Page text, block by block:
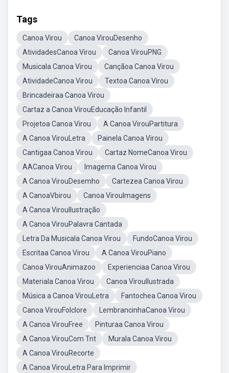
Tags
Canoa Virou
Canoa VirouDesenho
AtividadesCanoa Virou
Canoa VirouPNG
Musicala Canoa Virou
Cançãoa Canoa Virou
AtividadeCanoa Virou
Textoa Canoa Virou
Brincadeiraa Canoa Virou
Cartaz a Canoa VirouEducação Infantil
Projetoa Canoa Virou
A Canoa VirouPartitura
A Canoa VirouLetra
Painela Canoa Virou
Cantigaa Canoa Virou
Cartaz NomeCanoa Virou
AACanoa Virou
Imagema Canoa Virou
A Canoa VirouDesemho
Cartezea Canoa Virou
A CanoaVbirou
Canoa VirouImagens
A Canoa VirouIlustração
A Canoa VirouPalavra Cantada
Letra Da Musicala Canoa Virou
FundoCanoa Virou
Escritaa Canoa Virou
A Canoa VirouPiano
Canoa VirouAnimazoo
Experienciaa Canoa Virou
Materiala Canoa Virou
Canoa VirouIlustrada
Música a Canoa VirouLetra
Fantochea Canoa Virou
Canoa VirouFolclore
LembrancinhaCanoa Virou
A Canoa VirouFree
Pinturaa Canoa Virou
A Canoa VirouCom Tnt
Murala Canoa Virou
A Canoa VirouRecorte
A Canoa VirouLetra Para Imprimir